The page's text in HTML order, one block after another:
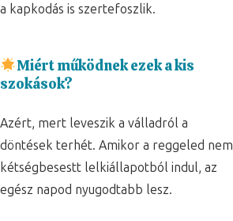
a kapkodás is szertefoszlik.
Miért működnek ezek a kis
szokások?
Azért, mert leveszik a válladról a
döntések terhét. Amikor a reggeled nem
kétségbesestt lelkiállapotból indul, az
egész napod nyugodtabb lesz.